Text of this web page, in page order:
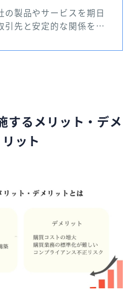
の製品やサービスを期日
引先と安定的な関係を構
要やコツについて、把握
管理のコツ6選も紹介する
してください。
するメリット・デメ
リット